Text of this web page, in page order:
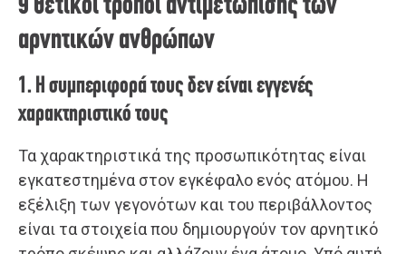
9 θετικοί τρόποι αντιμετώπισης των
αρνητικών ανθρώπων
1. Η συμπεριφορά τους δεν είναι εγγενές
χαρακτηριστικό τους
Τα χαρακτηριστικά της προσωπικότητας είναι
εγκατεστημένα στον εγκέφαλο ενός ατόμου. Η
εξέλιξη των γεγονότων και του περιβάλλοντος
είναι τα στοιχεία που δημιουργούν τον αρνητικό